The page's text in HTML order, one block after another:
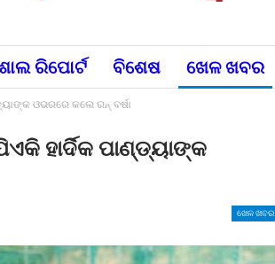
ରିପୋର୍ଟ ବିଶେଷ ଖେଳ ଖବର
ଓଭରରେ କଲେ ରନ୍ ବର୍ଷା
ହାର୍ଦିକ ପାଣ୍ଡ୍ୟାଙ୍କ
ଖେଳ ଖବର